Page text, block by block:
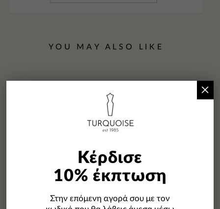
YOU MAY ALSO LIKE
Κέρδισε
10% έκπτωση
Στην επόμενη αγορά σου με τον
×